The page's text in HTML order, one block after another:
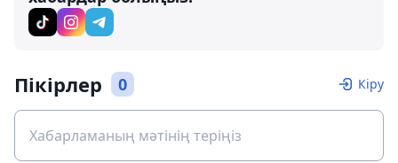
Пікірлер 0 Кіру